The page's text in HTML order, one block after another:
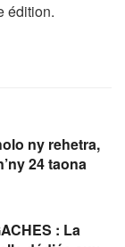
édition.
ny rehetra,
24 taona
: La